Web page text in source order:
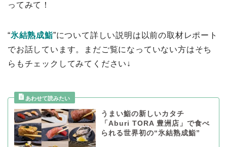
ってみて！
“氷結熟成鮨”について詳しい説明は以前の取材レポート
でお話しています。まだご覧になっていない方はそち
らもチェックしてみてください↓
うまい鮨の新しいカタチ
「Aburi TORA 豊洲店」で食べ
られる世界初の“氷結熟成鮨”